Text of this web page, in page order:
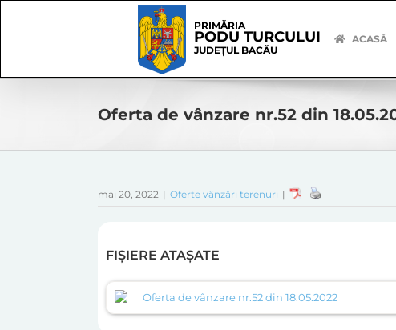
PRIMĂRIA
PODU TURCULUI
JUDEȚUL BACĂU
ACASĂ
Oferta de vânzare nr.52 din
mai 20, 2022 | Oferte vânzări terenuri |
FIȘIERE ATAȘATE
Oferta de vânzare nr.52 din 18.05.2022